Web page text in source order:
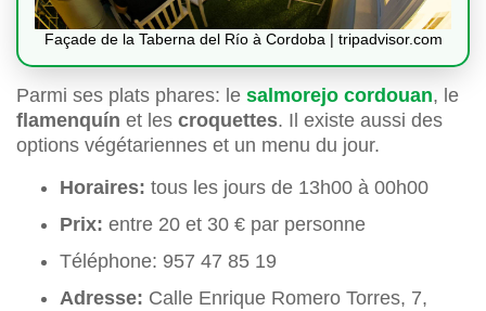
Façade de la Taberna del Río à Cordoba | tripadvisor.com
Parmi ses plats phares: le salmorejo cordouan, le
flamenquín et les croquettes. Il existe aussi des
options végétariennes et un menu du jour.
Horaires: tous les jours de 13h00 à 00h00
Prix: entre 20 et 30 € par personne
Téléphone: 957 47 85 19
Adresse: Calle Enrique Romero Torres, 7,